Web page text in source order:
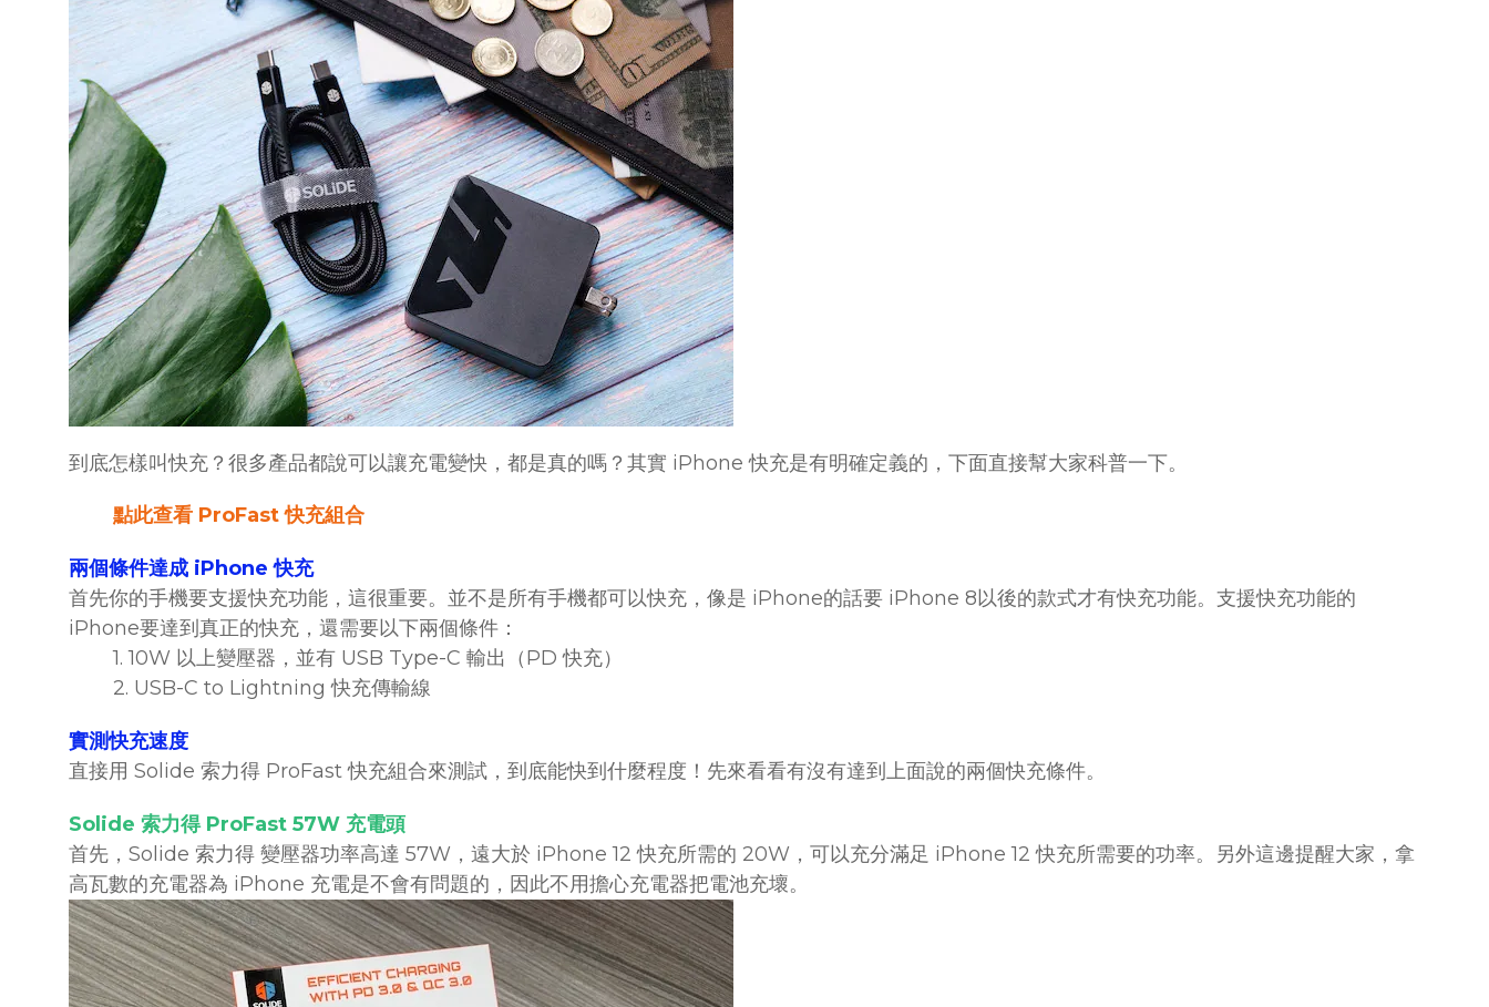
到底怎樣叫快充？很多產品都說可以讓充電變快，都是真的嗎？其實 iPhone 快充是有明確定義的，下面直接幫大家科普一下。
點此查看 ProFast 快充組合
兩個條件達成 iPhone 快充
首先你的手機要支援快充功能，這很重要。並不是所有手機都可以快充，像是 iPhone的話要 iPhone 8以後的款式才有快充功能。支援快充功能的
iPhone要達到真正的快充，還需要以下兩個條件：
1. 10W 以上變壓器，並有 USB Type-C 輸出（PD 快充）
2. USB-C to Lightning 快充傳輸線
實測快充速度
直接用 Solide 索力得 ProFast 快充組合來測試，到底能快到什麼程度！先來看看有沒有達到上面說的兩個快充條件。
Solide 索力得 ProFast 57W 充電頭
首先，Solide 索力得 變壓器功率高達 57W，遠大於 iPhone 12 快充所需的 20W，可以充分滿足 iPhone 12 快充所需要的功率。另外這邊提醒大家，拿
高瓦數的充電器為 iPhone 充電是不會有問題的，因此不用擔心充電器把電池充壞。